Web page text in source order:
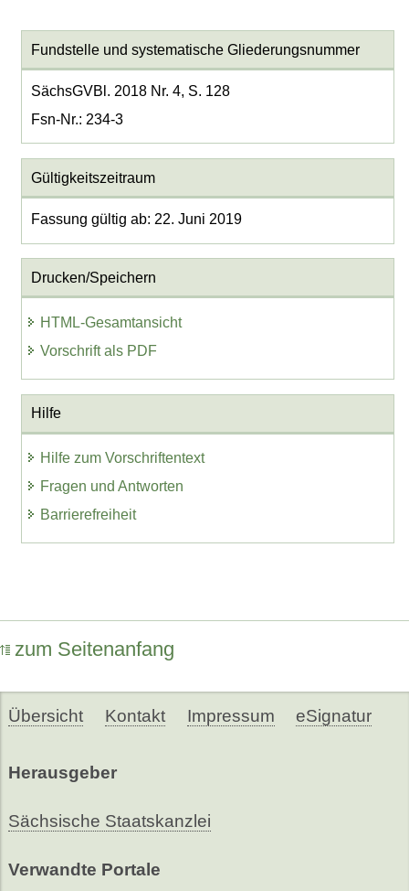
Fundstelle und systematische Gliederungsnummer
SächsGVBl. 2018 Nr. 4, S. 128
Fsn-Nr.: 234-3
Gültigkeitszeitraum
Fassung gültig ab: 22. Juni 2019
Drucken/Speichern
HTML-Gesamtansicht
Vorschrift als PDF
Hilfe
Hilfe zum Vorschriftentext
Fragen und Antworten
Barrierefreiheit
zum Seitenanfang
Übersicht Kontakt Impressum eSignatur
Herausgeber
Sächsische Staatskanzlei
Verwandte Portale